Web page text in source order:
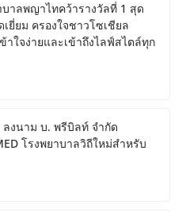
าลพญาไทคว้ารางวัลที่ 1 สุด
ยี่ยม ครองใจชาวโซเชียล
ใจง่ายและเข้าถึงไลฟ์สไตล์ทุก
ลงนาม บ. พรีบิลท์ จํากัด
โรงพยาบาลวิถีใหม่สำหรับ